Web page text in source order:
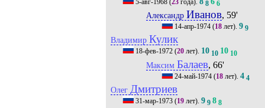
8 6
Александр Иванов, 59'
14-апр-1974 (18 лет).9 9
Владимир Кулик
18-фев-1972(20лет). 10 10 10 10
Максим Балаев, 66'
24-май-1974 (18 лет).4 4
Олег Дмитриев
31-мар-1973(19лет). 9 9 8 8